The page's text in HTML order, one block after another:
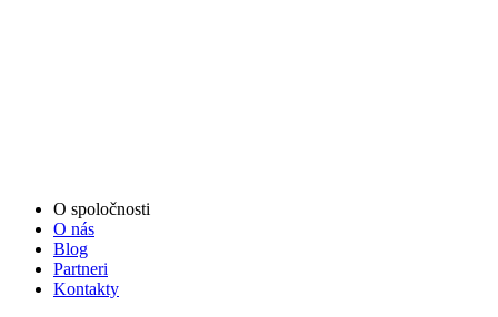
O spoločnosti
O nás
Blog
Partneri
Kontakty